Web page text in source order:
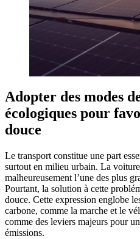
Adopter des modes
écologiques pour
douce
Le transport constitue une part
surtout en milieu urbain. La
malheureusement l’une des plus
Pourtant, la solution à cette
douce. Cette expression englobe
carbone, comme la marche et le
comme des leviers majeurs pour
émissions.